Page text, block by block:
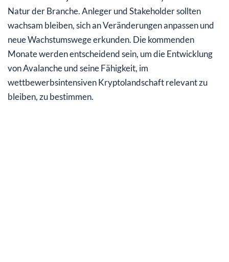
Natur der Branche. Anleger und Stakeholder sollten
wachsam bleiben, sich an Veränderungen anpassen und
neue Wachstumswege erkunden. Die kommenden
Monate werden entscheidend sein, um die Entwicklung
von Avalanche und seine Fähigkeit, im
wettbewerbsintensiven Kryptolandschaft relevant zu
bleiben, zu bestimmen.